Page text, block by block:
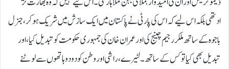
ادتھی بلکہ اس لیے کہ اس کی پارٹی نے پاکستان میں ایک سازش میں شریک ہو کر، جنرل
باجوہ کے ساتھ ملکر رجیم چینج کی اور عمران خان کی جمہوری حکومت کو تبدیل کیا، اور
تبدیل بھی کیا تو کس کے ساتھ ۔ لٹیرے، راشی اور وطن کو دو دو ہاتھوں سے لوٹنے